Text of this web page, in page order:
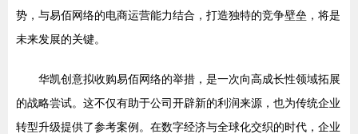
势，与易佰网络的电商运营能力结合，打造独特的竞争壁垒，将是
未来发展的关键。
华凯创意拟收购易佰网络的举措，是一次向高成长性领域拓展
的战略尝试。这不仅有助于公司开辟新的利润来源，也为传统企业
转型升级提供了参考案例。在数字经济与全球化交织的时代，企业